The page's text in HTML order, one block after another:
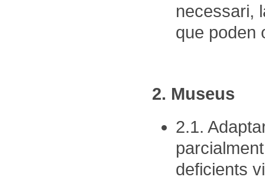
necessari,
que
2. Museus
2.1.
deficients